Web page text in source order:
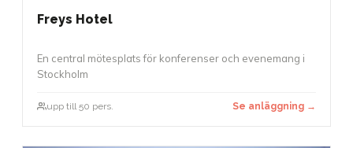
Freys Hotel
En central mötesplats för konferenser och evenemang i
Stockholm
upp till 50 pers. Se anläggning →